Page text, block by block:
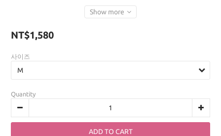
Show more
NT$1,580
사이즈
Quantity
ADD TO CART